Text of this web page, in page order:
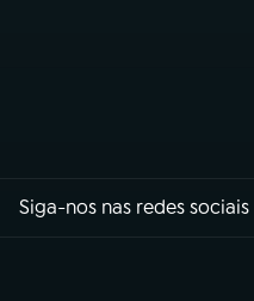
Siga-nos nas redes sociais